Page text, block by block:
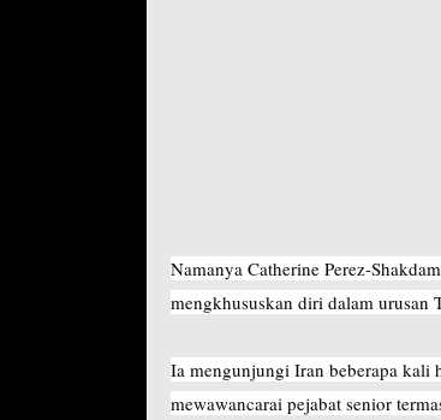
Namanya Catherine Perez-
mengkhususkan diri dalam urusan
Ia mengunjungi Iran beberapa kali
mewawancarai pejabat senior